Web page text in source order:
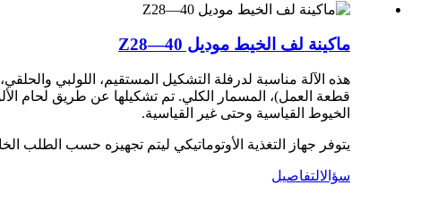
ماكينة لف الخيط موديل Z28—40
قطعة العمل)، المسمار الكلي. تم تشكيلها عن طريق لحام
الخيوط القياسية وحتى غير القياسية.
يتوفر جهاز التغذية الأوتوماتيكي ليتم تجهيزه حسب الطلب
سؤالالتفاصيل